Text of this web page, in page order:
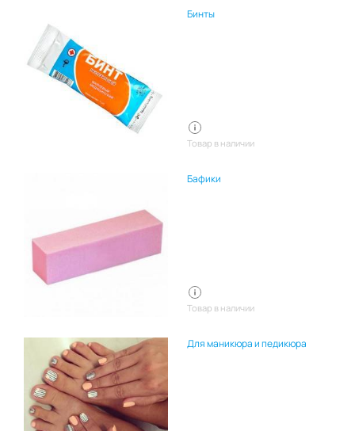
Бинты
Товар в наличии
Бафики
Товар в наличии
Для маникюра и педикюра